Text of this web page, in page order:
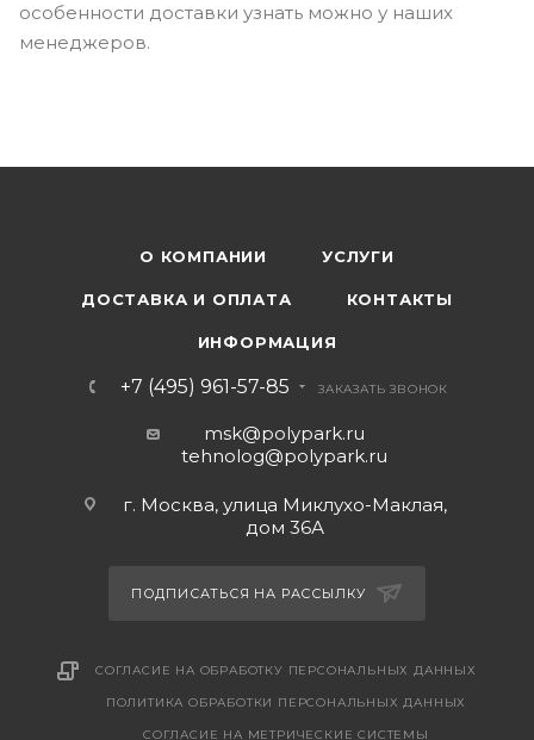
особенности доставки узнать можно у наших
менеджеров.
О КОМПАНИИ УСЛУГИ
ДОСТАВКА И ОПЛАТА КОНТАКТЫ
ИНФОРМАЦИЯ
+7 (495) 961-57-85 ЗАКАЗАТЬ ЗВОНОК
msk@polypark.ru
tehnolog@polypark.ru
г. Москва, улица Миклухо-Маклая,
дом 36А
ПОДПИСАТЬСЯ НА РАССЫЛКУ
СОГЛАСИЕ НА ОБРАБОТКУ ПЕРСОНАЛЬНЫХ ДАННЫХ
ПОЛИТИКА ОБРАБОТКИ ПЕРСОНАЛЬНЫХ ДАННЫХ
CОГЛАСИЕ НА МЕТРИЧЕСКИЕ СИСТЕМЫ